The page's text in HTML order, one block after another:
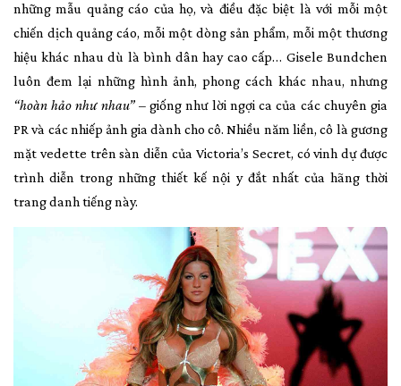
những mẫu quảng cáo của họ, và điều đặc biệt là với mỗi một
chiến dịch quảng cáo, mỗi một dòng sản phẩm, mỗi một thương
hiệu khác nhau dù là bình dân hay cao cấp… Gisele Bundchen
luôn đem lại những hình ảnh, phong cách khác nhau, nhưng
“hoàn hảo như nhau”– giống như lời ngợi ca của các chuyên gia
PR và các nhiếp ảnh gia dành cho cô. Nhiều năm liền, cô là gương
mặt vedette trên sàn diễn của Victoria’s Secret, có vinh dự được
trình diễn trong những thiết kế nội y đắt nhất của hãng thời
trang danh tiếng này.